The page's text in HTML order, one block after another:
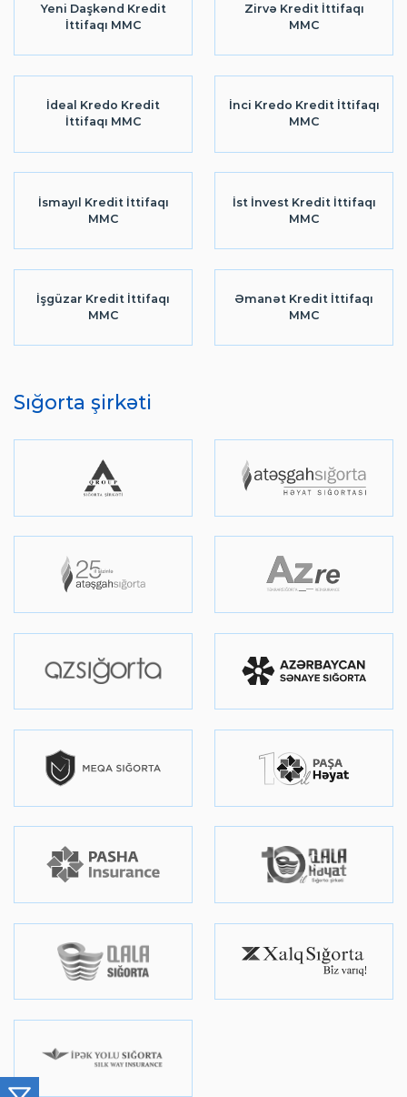
Yeni Daşkənd Kredit
İttifaqı MMC
Zirvə Kredit İttifaqı
MMC
İdeal Kredo Kredit
İttifaqı MMC
İnci Kredo Kredit İttifaqı
MMC
İsmayıl Kredit İttifaqı
MMC
İst İnvest Kredit İttifaqı
MMC
İşgüzar Kredit İttifaqı
MMC
Əmanət Kredit İttifaqı
MMC
Sığorta şirkəti